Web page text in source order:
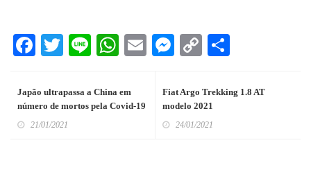
Facebook
TwitterLineWhatsApp
EmailMessenger
Copy
Japão ultrapassa a China em
número de mortos pela Covid-19
21/01/2021
Fiat Argo Trekking 1.8 AT
modelo 2021
24/01/2021